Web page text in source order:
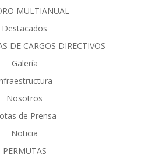
MULTIANUAL
Destacados
DE CARGOS DIRECTIVOS
Galería
Nosotros
de Prensa
Noticia
PERMUTAS